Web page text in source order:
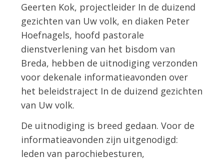
Geerten Kok, projectleider In de duizend
gezichten van Uw volk, en diaken Peter
Hoefnagels, hoofd pastorale
dienstverlening van het bisdom van
Breda, hebben de uitnodiging verzonden
voor dekenale informatieavonden over
het beleidstraject In de duizend gezichten
van Uw volk.
De uitnodiging is breed gedaan. Voor de
informatieavonden zijn uitgenodigd:
leden van parochiebesturen,